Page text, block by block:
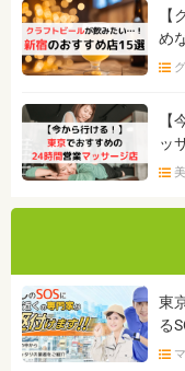
め
ッ
東
る